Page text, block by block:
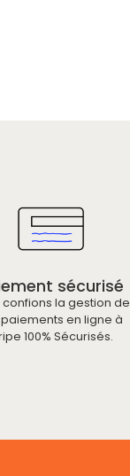
sécurisé
confions la gestion de
en ligne à
100% Sécurisés.